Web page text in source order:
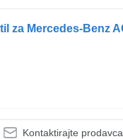
Kontaktirajte prodavca